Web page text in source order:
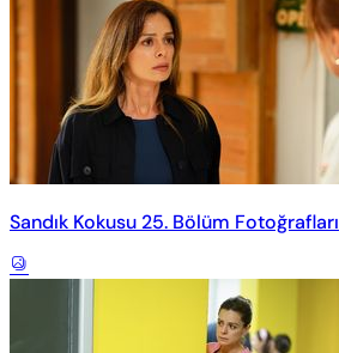
Sandık Kokusu 25. Bölüm Fotoğrafları